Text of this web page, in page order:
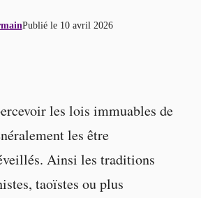
Publié le 10 avril 2026
les lois immuables de
les être
Ainsi les traditions
taoïstes ou plus